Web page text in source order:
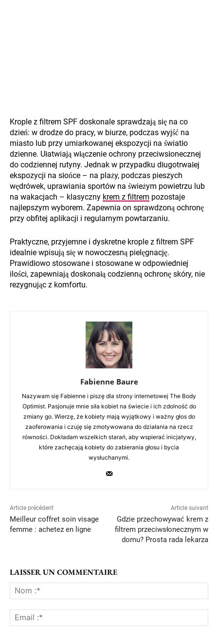
Krople z filtrem SPF doskonale sprawdzają się na co
dzień: w drodze do pracy, w biurze, podczas wyjść na
miasto lub przy umiarkowanej ekspozycji na światło
dzienne. Ułatwiają włączenie ochrony przeciwsłonecznej
do codziennej rutyny. Jednak w przypadku długotrwałej
ekspozycji na słońce – na plaży, podczas pieszych
wędrówek, uprawiania sportów na świeżym powietrzu lub
na wakacjach – klasyczny krem z filtrem pozostaje
najlepszym wyborem. Zapewnia on sprawdzoną ochronę
przy obfitej aplikacji i regularnym powtarzaniu.
Praktyczne, przyjemne i dyskretne krople z filtrem SPF
idealnie wpisują się w nowoczesną pielęgnację.
Prawidłowo stosowane i stosowane w odpowiedniej
ilości, zapewniają doskonałą codzienną ochronę skóry, nie
rezygnując z komfortu.
Fabienne Baure
Nazywam się Fabienne i piszę dla strony internetowej The Body
Optimist. Pasjonuje mnie siła kobiet na świecie i ich zdolność do
zmiany go. Wierzę, że kobiety mają wyjątkowy i ważny głos do
zaoferowania i czuję się zmotywowana do działania na rzecz
równości. Dokładam wszelkich starań, aby wspierać inicjatywy,
które zachęcają kobiety do zabierania głosu i bycia
wysłuchanymi.
Article précédent
Meilleur coffret soin visage
femme : achetez en ligne
Article suivant
Gdzie przechowywać krem z
filtrem przeciwsłonecznym w
domu? Prosta rada lekarza
LAISSER UN COMMENTAIRE
:*
:*